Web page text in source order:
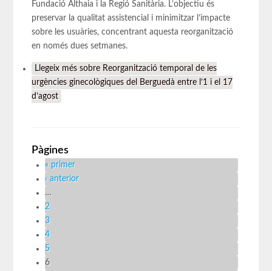
Fundació Althaia i la Regió Sanitària. L’objectiu és
preservar la qualitat assistencial i minimitzar l’impacte
sobre les usuàries, concentrant aquesta reorganització
en només dues setmanes.
Llegeix més sobre Reorganització temporal de les
urgències ginecològiques del Berguedà entre l’1 i el 17
d’agost
Pàgines
« primer
‹ anterior
…
2
3
4
5
6